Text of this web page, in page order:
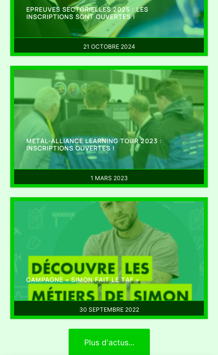
21 OCTOBRE 2024
EPREUVES SECTORIELLES 2025 : LES
INSCRIPTIONS SONT OUVERTES !
1 MARS 2023
METAL-ALLIANCE LEARNING TOUR 2023 :
INSCRIPTIONS OUVERTES !
30 SEPTEMBRE 2022
CAMPAGNE « SIMON FAIT LE TAF »
Plus d'actus...